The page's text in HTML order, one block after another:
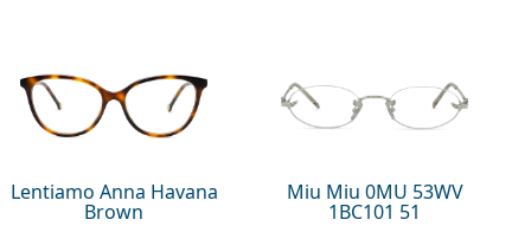
Lentiamo Anna Havana
Brown
Miu Miu 0MU 53WV
1BC101 51